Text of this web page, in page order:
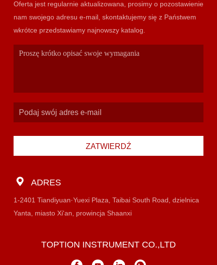
Oferta jest regularnie aktualizowana, prosimy o pozostawienie
nam swojego adresu e-mail, skontaktujemy się z Państwem
wkrótce przedstawiamy najnowszy katalog.
ZATWIERDŹ
ADRES
1-2401 Tiandiyuan·Yuexi Plaza, Taibai South Road, dzielnica
Yanta, miasto Xi'an, prowincja Shaanxi
TOPTION INSTRUMENT CO.,LTD